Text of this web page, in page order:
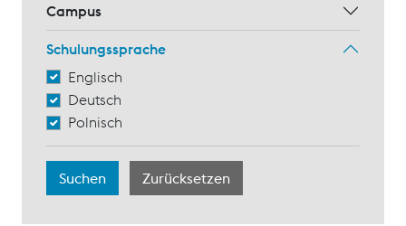
Campus
Schulungssprache
Englisch
Deutsch
Polnisch